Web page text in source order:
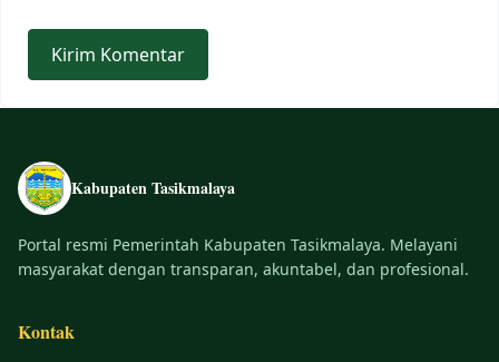
Kabupaten Tasikmalaya
Portal resmi Pemerintah Kabupaten Tasikmalaya. Melayani
masyarakat dengan transparan, akuntabel, dan profesional.
Kontak